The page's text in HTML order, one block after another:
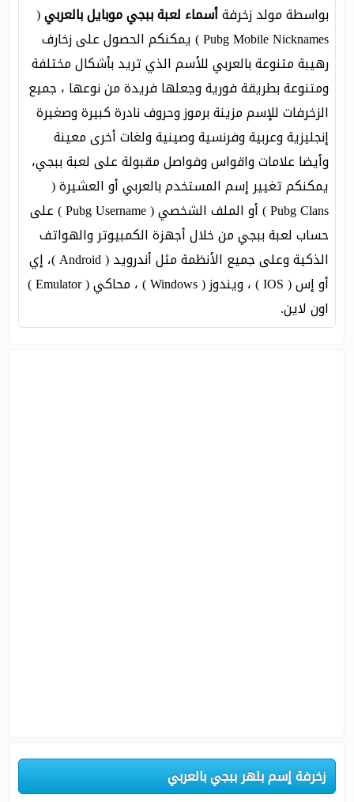
بواسطة مولد زخرفةأسماء لعبة ببجي موبايل بالعربي(
Pubg Mobile Nicknames ) يمكنكم الحصول على زخارف
رهيبة متنوعة بالعربي للأسم الذي تريد بأشكال مختلفة
ومتنوعة بطريقة فورية وجعلها فريدة من نوعها ، جميع
الزخرفات للإسم مزينة برموز وحروف نادرة كبيرة وصغيرة
إنجليزية وعربية وفرنسية وصينية ولغات أخرى معينة
وأيضا علامات واقواس وفواصل مقبولة على لعبة ببجي،
يمكنكم تغيير إسم المستخدم بالعربي أو العشيرة (
Pubg Clans ) أو الملف الشخصي ( Pubg Username ) على
حساب لعبة ببجي من خلال أجهزة الكمبيوتر والهواتف
الذكية وعلى جميع الأنظمة مثل أندرويد ( Android )، إي
أو إس ( IOS ) ، ويندوز ( Windows ) ، محاكي ( Emulator )
اون لاين.
زخرفة إسم بلهر ببجي بالعربي